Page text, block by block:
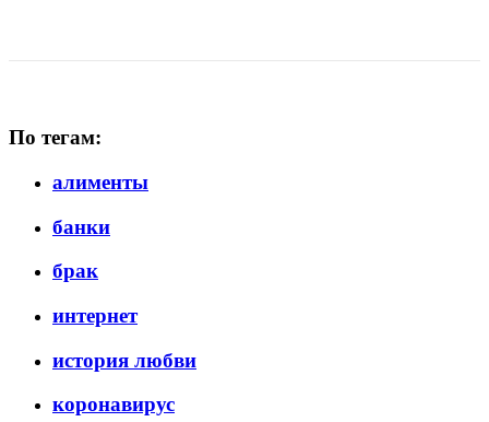
По тегам:
алименты
банки
брак
интернет
история любви
коронавирус